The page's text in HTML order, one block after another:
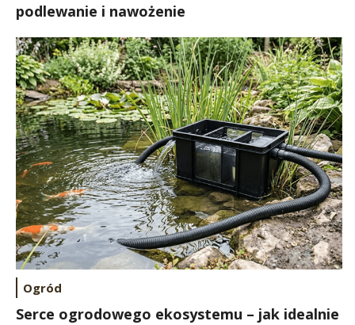
podlewanie i nawożenie
Ogród
Serce ogrodowego ekosystemu – jak idealnie